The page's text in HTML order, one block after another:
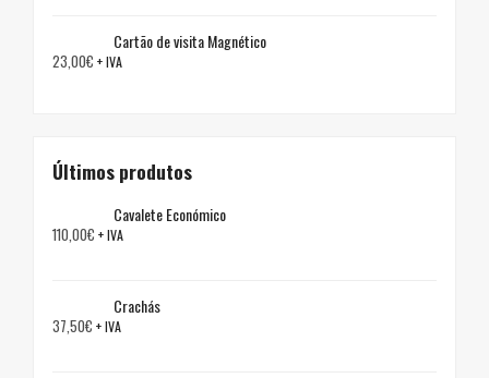
Cartão de visita Magnético
23,00€ + IVA
Últimos produtos
Cavalete Económico
110,00€ + IVA
Crachás
37,50€ + IVA